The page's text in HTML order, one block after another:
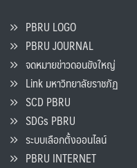
PBRU LOGO
PBRU JOURNAL
จดหมายข่าวดอนขังใหญ่
Link มหาวิทยาลัยราชภัฏ
SCD PBRU
SDGs PBRU
ระบบเลือกตั้งออนไลน์
PBRU INTERNET